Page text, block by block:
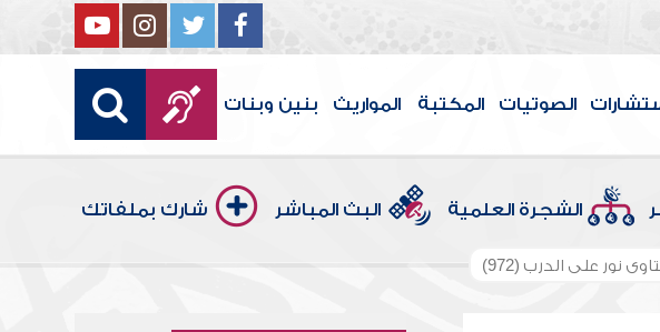
الصوتيات المكتبة المواريث بنين وبنات
الشجرة العلمية البث المباشر شارك بملفاتك
نور على الدرب (972)